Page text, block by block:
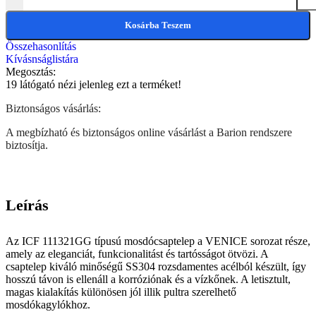
Kosárba Teszem
Összehasonlítás
Kívásnságlistára
Megosztás:
19 látógató nézi jelenleg ezt a terméket!
Biztonságos vásárlás:
A megbízható és biztonságos online vásárlást a Barion rendszere
biztosítja.
Leírás
Az ICF 111321GG típusú mosdócsaptelep a VENICE sorozat része,
amely az eleganciát, funkcionalitást és tartósságot ötvözi. A
csaptelep kiváló minőségű SS304 rozsdamentes acélból készült, így
hosszú távon is ellenáll a korróziónak és a vízkőnek. A letisztult,
magas kialakítás különösen jól illik pultra szerelhető
mosdókagylókhoz.